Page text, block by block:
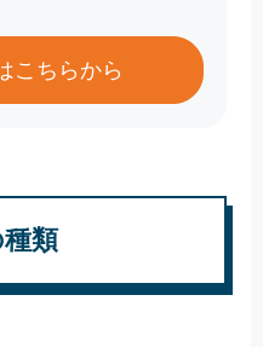
こちらから
類